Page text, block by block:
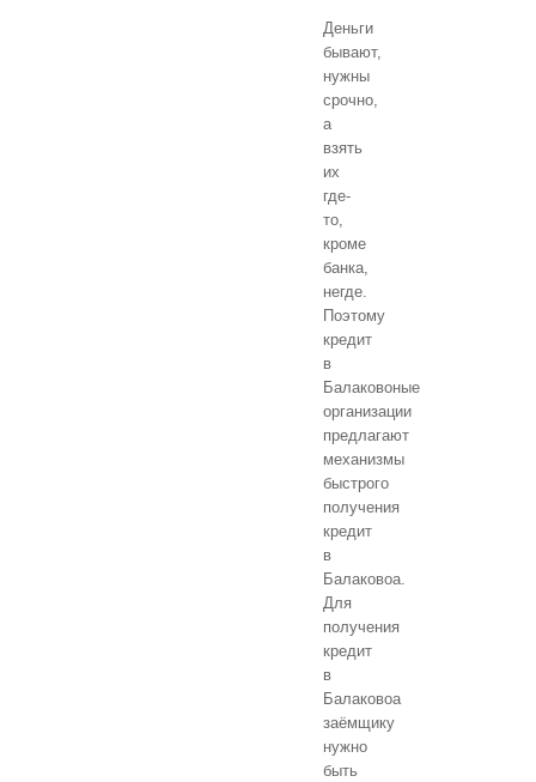
Деньги
бывают,
нужны
срочно,
а
взять
их
где-
то,
кроме
банка,
негде.
Поэтому
кредит
в
Балаковоные
организации
предлагают
механизмы
быстрого
получения
кредит
в
Балаковоа.
Для
получения
кредит
в
Балаковоа
заёмщику
нужно
быть